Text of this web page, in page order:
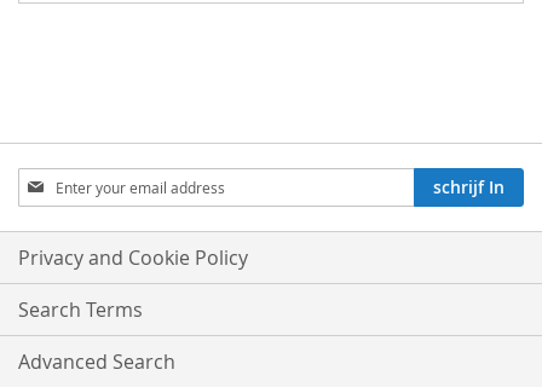
Aboneren
op
onze
nieuwsbrief:
schrijf In
Privacy and Cookie Policy
Search Terms
Advanced Search